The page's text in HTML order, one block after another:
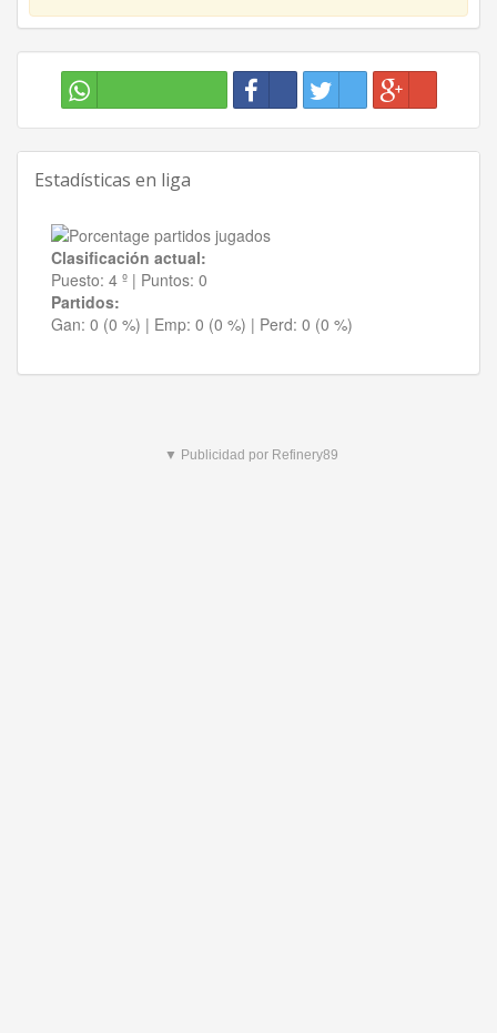
Estadísticas en liga
Clasificación actual:
Puesto: 4 º | Puntos: 0
Partidos:
Gan: 0 (0 %) | Emp: 0 (0 %) | Perd: 0 (0 %)
▼ Publicidad por Refinery89